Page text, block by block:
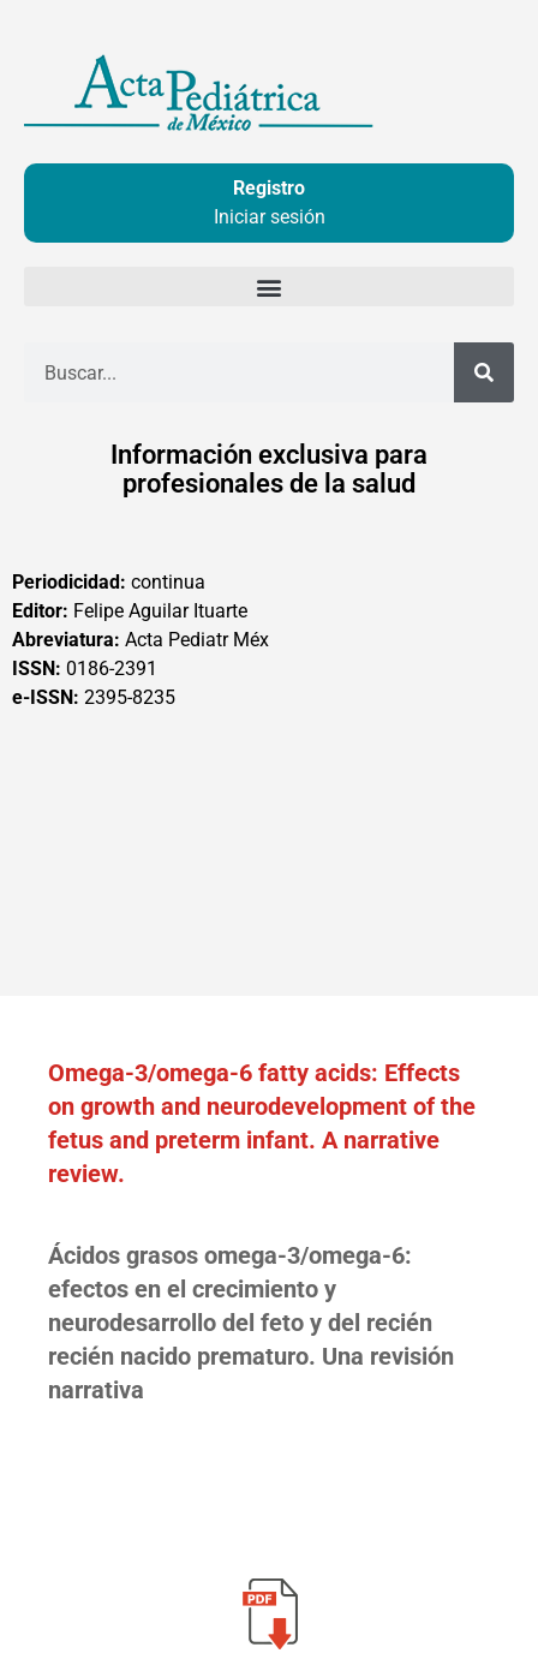
contenido
Registro
Iniciar sesión
Información exclusiva para
profesionales de la salud
Periodicidad: continua
Editor: Felipe Aguilar Ituarte
Abreviatura: Acta Pediatr Méx
ISSN: 0186-2391
e-ISSN: 2395-8235
Omega-3/omega-6 fatty acids: Effects
on growth and neurodevelopment of the
fetus and preterm infant. A narrative
review.
Ácidos grasos omega-3/omega-6:
efectos en el crecimiento y
neurodesarrollo del feto y del recién
recién nacido prematuro. Una revisión
narrativa